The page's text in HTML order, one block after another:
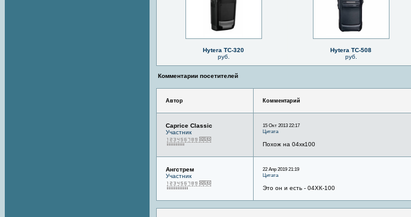
Hytera TC-320
руб.
Hytera TC-508
руб.
Комментарии посетителей
Автор Комментарий
Caprice Classic
Участник
15 Окт 2013 22:17
Цитата
Похож на 04хк100
Ангстрем
Участник
22 Апр 2019 21:19
Цитата
Это он и есть - 04ХК-100